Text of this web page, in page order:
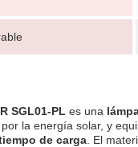
SGL01-PL es una
la energía solar, y
de carga . El